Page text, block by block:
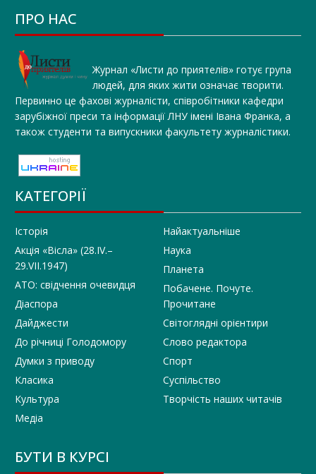
ПРО НАС
Журнал «Листи до приятелів» готує група
людей, для яких жити означає творити.
Первинно це фахові журналісти, співробітники кафедри
зарубіжної преси та інформації ЛНУ імені Івана Франка, а
також студенти та випускники факультету журналістики.
КАТЕГОРІЇ
Історія
Акція «Вісла» (28.IV.–
29.VII.1947)
АТО: свідчення очевидця
Діаспора
Дайджести
До річниці Голодомору
Думки з приводу
Класика
Культура
Медіа
Найактуальніше
Наука
Планета
Побачене. Почуте.
Прочитане
Світоглядні орієнтири
Слово редактора
Спорт
Суспільство
Творчість наших читачів
БУТИ В КУРСІ